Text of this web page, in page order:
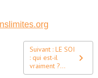
Suivant : LE SOI
: qui est-il
vraiment ?…